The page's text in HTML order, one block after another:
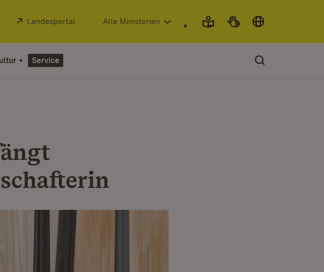
Extern:
Landesportal (Öffnet in neuem Fenster)
Alle Ministerien
Service